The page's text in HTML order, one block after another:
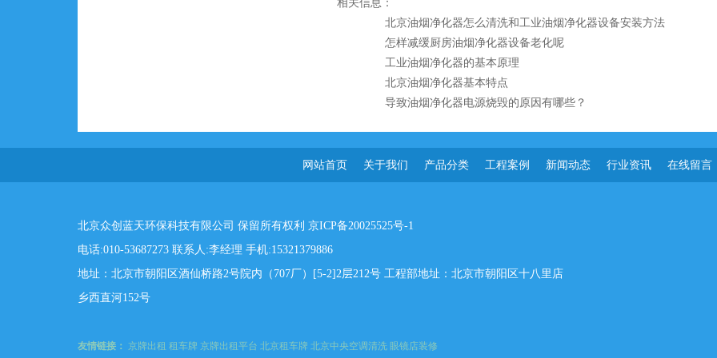
相关信息：
北京油烟净化器怎么清洗和工业油烟净化器设备安装方法
怎样减缓厨房油烟净化器设备老化呢
工业油烟净化器的基本原理
北京油烟净化器基本特点
导致油烟净化器​电源烧毁的原因有哪些？
网站首页 关于我们 产品分类 工程案例 新闻动态 行业资讯 在线留言
北京众创蓝天环保科技有限公司 保留所有权利 京ICP备20025525号-1
电话:010-53687273 联系人:李经理 手机:15321379886
地址：北京市朝阳区酒仙桥路2号院内（707厂）[5-2]2层212号 工程部地址：北京市朝阳区十八里店
乡西直河152号
友情链接： 京牌出租 租车牌 京牌出租平台 北京租车牌 北京中央空调清洗 眼镜店装修